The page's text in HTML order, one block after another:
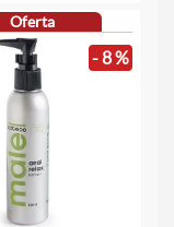
Oferta
- 8 %